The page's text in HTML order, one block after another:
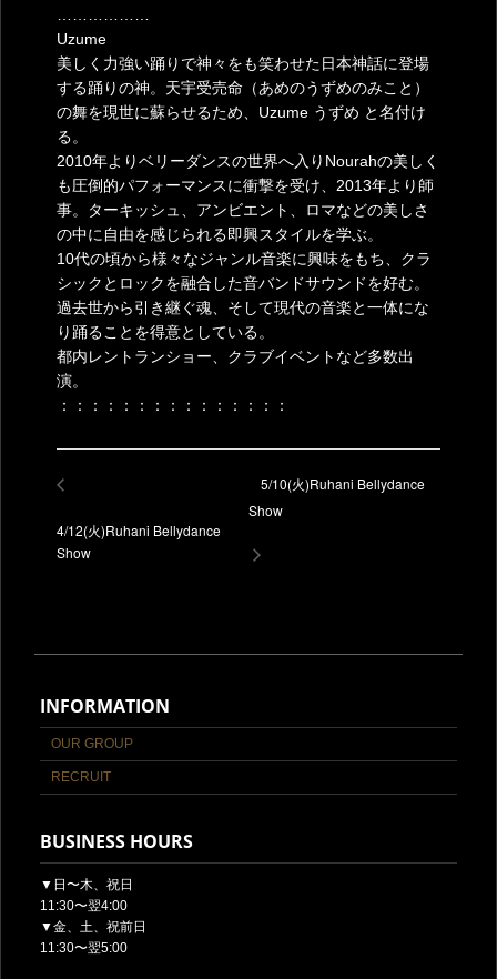
Uzume
美しく力強い踊りで神々をも笑わせた日本神話に登場
する踊りの神。天宇受売命（あめのうずめのみこと）
の舞を現世に蘇らせるため、Uzume うずめ と名付け
る。
2010年よりベリーダンスの世界へ入りNourahの美しく
も圧倒的パフォーマンスに衝撃を受け、2013年より師
事。ターキッシュ、アンビエント、ロマなどの美しさ
の中に自由を感じられる即興スタイルを学ぶ。
10代の頃から様々なジャンル音楽に興味をもち、クラ
シックとロックを融合した音バンドサウンドを好む。
過去世から引き継ぐ魂、そして現代の音楽と一体にな
り踊ることを得意としている。
都内レントランショー、クラブイベントなど多数出
演。
：：：：：：：：：：：：：：：
4/12(火)Ruhani Bellydance
Show
5/10(火)Ruhani Bellydance
Show
INFORMATION
OUR GROUP
RECRUIT
BUSINESS HOURS
▼日〜木、祝日
11:30〜翌4:00
▼金、土、祝前日
11:30〜翌5:00